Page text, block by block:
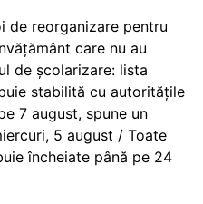
de reorganizare pentru
care nu au
de școlarizare: lista
stabilită cu autoritățile
7 august, spune un
5 august / Toate
încheiate până pe 24